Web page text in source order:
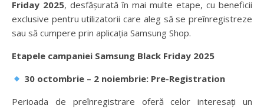
Friday 2025, desfășurată în mai multe etape, cu beneficii
exclusive pentru utilizatorii care aleg să se preînregistreze
sau să cumpere prin aplicația Samsung Shop.
Etapele campaniei Samsung Black Friday 2025
30 octombrie – 2 noiembrie: Pre-Registration
Perioada de preînregistrare oferă celor interesați un